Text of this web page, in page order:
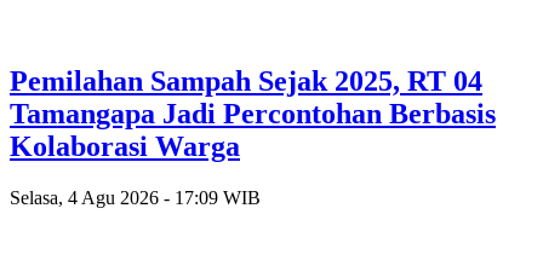
Pemilahan Sampah Sejak 2025, RT 04
Tamangapa Jadi Percontohan Berbasis
Kolaborasi Warga
Selasa, 4 Agu 2026 - 17:09 WIB